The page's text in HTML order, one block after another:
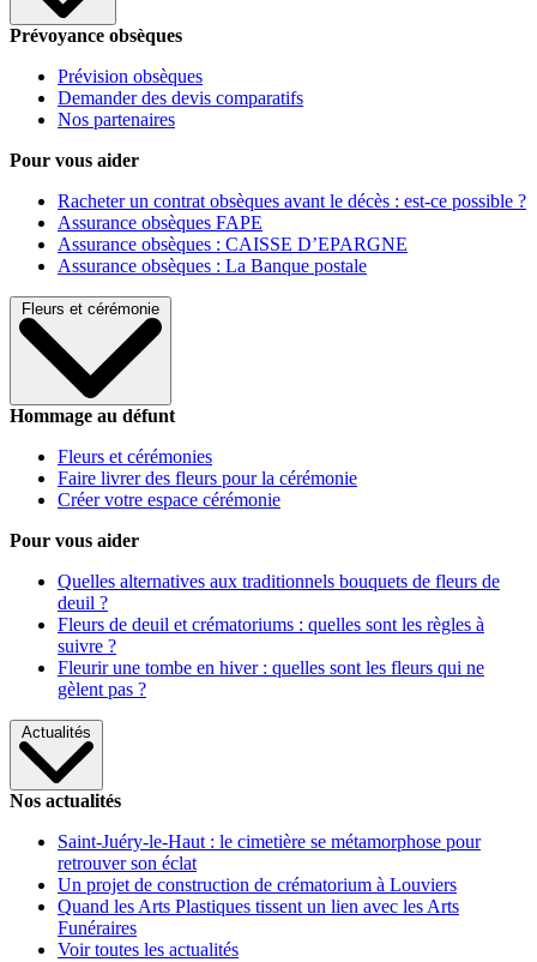
Prévoyance obsèques
Prévision obsèques
Demander des devis comparatifs
Nos partenaires
Pour vous aider
Racheter un contrat obsèques avant le décès : est-ce possible ?
Assurance obsèques FAPE
Assurance obsèques : CAISSE D’EPARGNE
Assurance obsèques : La Banque postale
Fleurs et cérémonie
Hommage au défunt
Fleurs et cérémonies
Faire livrer des fleurs pour la cérémonie
Créer votre espace cérémonie
Pour vous aider
Quelles alternatives aux traditionnels bouquets de fleurs de
deuil ?
Fleurs de deuil et crématoriums : quelles sont les règles à
suivre ?
Fleurir une tombe en hiver : quelles sont les fleurs qui ne
gèlent pas ?
Actualités
Nos actualités
Saint-Juéry-le-Haut : le cimetière se métamorphose pour
retrouver son éclat
Un projet de construction de crématorium à Louviers
Quand les Arts Plastiques tissent un lien avec les Arts
Funéraires
Voir toutes les actualités